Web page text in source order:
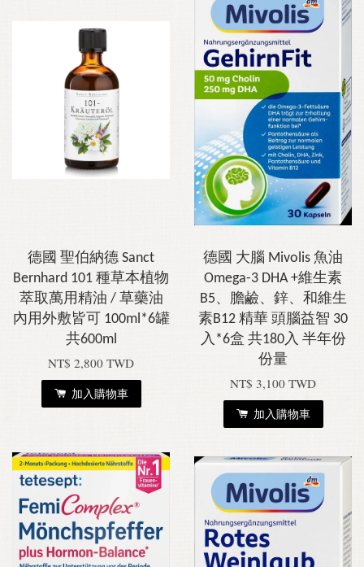
德國 聖伯納德 Sanct
Bernhard 101 種草本植物
萃取萬用精油 / 草藥油
內用外敷皆可 100ml*6罐
共600ml
NT$ 2,800 TWD
加入購物車
德國 大腦 Mivolis 魚油
Omega-3 DHA +維生素
B5、膽鹼、鋅、和維生
素B12 精華 頭腦益智 30
入*6盒 共180入 半年份
份量
NT$ 3,100 TWD
加入購物車